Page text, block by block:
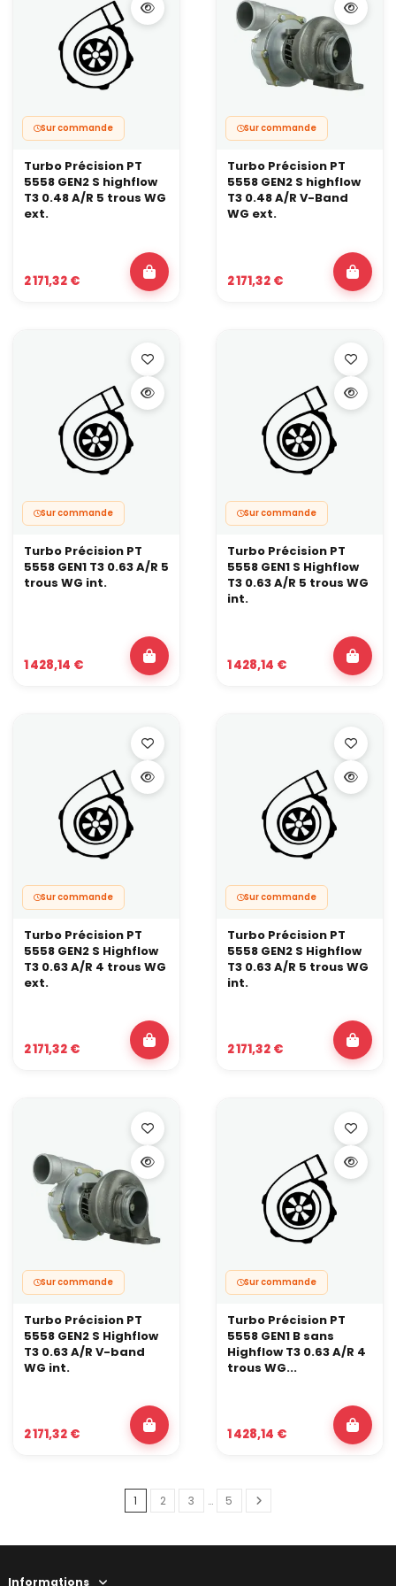
Sur commande
Turbo Précision PT
5558 GEN2 S highflow
T3 0.48 A/R 5 trous WG
ext.
2 171,32 €
Sur commande
Turbo Précision PT
5558 GEN2 S highflow
T3 0.48 A/R V-Band
WG ext.
2 171,32 €
Sur commande
Turbo Précision PT
5558 GEN1 T3 0.63 A/R 5
trous WG int.
1 428,14 €
Sur commande
Turbo Précision PT
5558 GEN1 S Highflow
T3 0.63 A/R 5 trous WG
int.
1 428,14 €
Sur commande
Turbo Précision PT
5558 GEN2 S Highflow
T3 0.63 A/R 4 trous WG
ext.
2 171,32 €
Sur commande
Turbo Précision PT
5558 GEN2 S Highflow
T3 0.63 A/R 5 trous WG
int.
2 171,32 €
Sur commande
Turbo Précision PT
5558 GEN2 S Highflow
T3 0.63 A/R V-band
WG int.
2 171,32 €
Sur commande
Turbo Précision PT
5558 GEN1 B sans
Highflow T3 0.63 A/R 4
trous WG...
1 428,14 €
1 2 3 … 5
Informations